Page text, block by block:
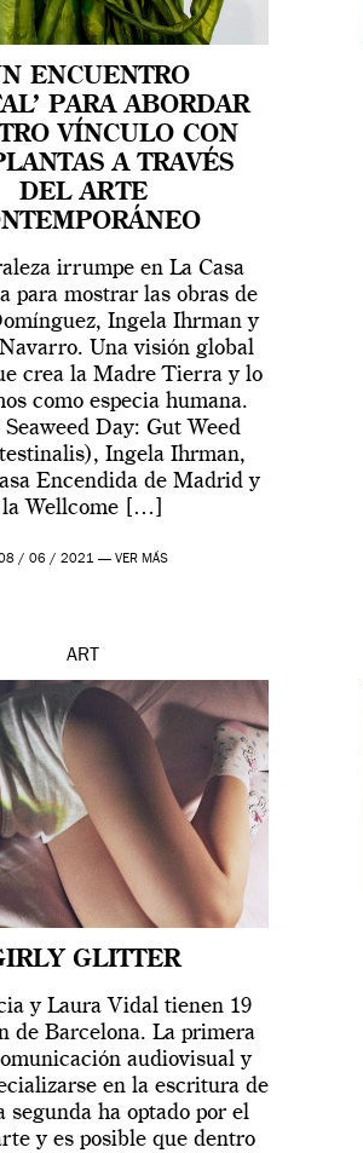
ENCUENTRO
PARA ABORDAR
VÍNCULO CON
A TRAVÉS
DEL ARTE
irrumpe en La Casa
para mostrar las obras de
Ingela Ihrman y
Una visión global
crea la Madre Tierra y lo
como especia humana.
Day: Gut Weed
Ingela Ihrman,
Encendida de Madrid y
la Wellcome […]
/ 06 / 2021 —VER MÁS
ART
GLITTER
y Laura Vidal tienen 19
de Barcelona. La primera
audiovisual y
en la escritura de
segunda ha optado por el
y es posible que dentro